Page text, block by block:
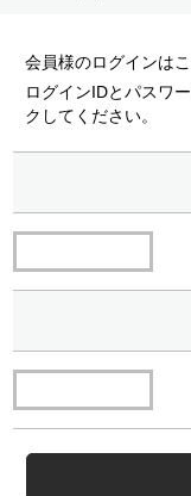
会員様のログインは
ログインIDとパスワ
クしてください。